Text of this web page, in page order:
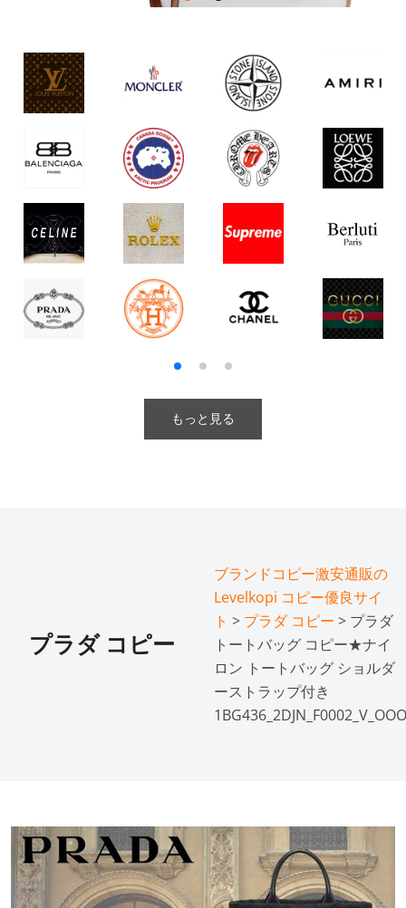
もっと見る
プラダ コピー
ブランドコピー激安通販の
Levelkopi コピー優良サイ
ト > プラダ コピー > プラダ
トートバッグ コピー★ナイ
ロン トートバッグ ショルダ
ーストラップ付き
1BG436_2DJN_F0002_V_OOO